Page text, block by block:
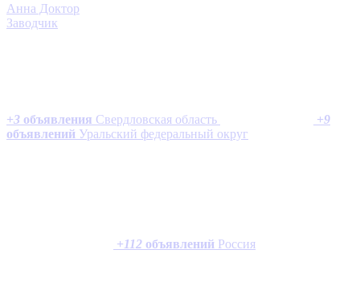
Анна Доктор
Заводчик
+3 объявления Свердловская область +9
объявлений Уральский федеральный округ
+112 объявлений Россия